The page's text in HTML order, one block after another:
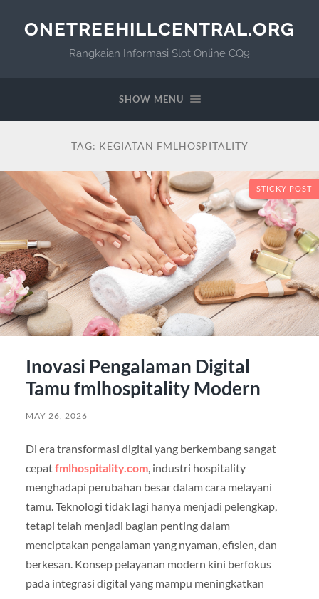
ONETREEHILLCENTRAL.ORG
Rangkaian Informasi Slot Online CQ9
SHOW MENU
TAG: KEGIATAN FMLHOSPITALITY
STICKY POST
Inovasi Pengalaman Digital
Tamu fmlhospitality Modern
MAY 26, 2026
Di era transformasi digital yang berkembang sangat
cepatfmlhospitality.com, industri hospitality
menghadapi perubahan besar dalam cara melayani
tamu. Teknologi tidak lagi hanya menjadi pelengkap,
tetapi telah menjadi bagian penting dalam
menciptakan pengalaman yang nyaman, efisien, dan
berkesan. Konsep pelayanan modern kini berfokus
pada integrasi digital yang mampu meningkatkan